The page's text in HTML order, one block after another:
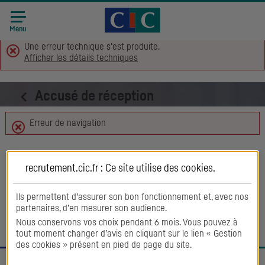
Accueil CIC Recrutement
Menu
Une erreur technique s'est produite.
Afficher les détails techniques
Accusé de réception
Erreur de navigation
Retour aux offres
recrutement.cic.fr : Ce site utilise des cookies.
Ils permettent d’assurer son bon fonctionnement et, avec nos
partenaires, d’en mesurer son audience.
Nous conservons vos choix pendant 6 mois. Vous pouvez à
tout moment changer d’avis en cliquant sur le lien « Gestion
des cookies » présent en pied de page du site.